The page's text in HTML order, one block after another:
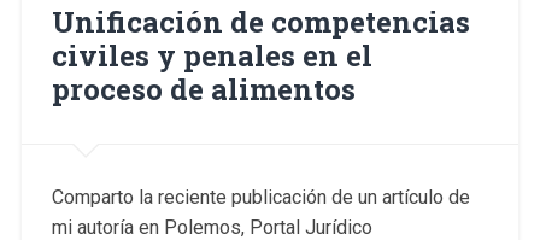
Unificación de competencias
civiles y penales en el
proceso de alimentos
Comparto la reciente publicación de un artículo de
mi autoría en Polemos, Portal Jurídico